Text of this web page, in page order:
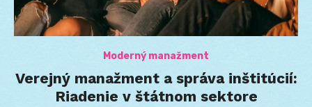
Moderný manažment
Verejný manažment a správa inštitúcií:
Riadenie v štátnom sektore